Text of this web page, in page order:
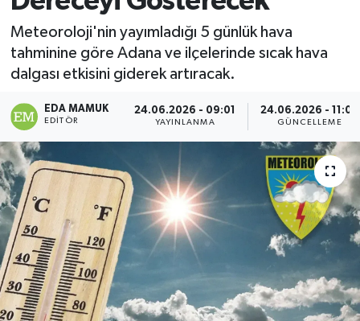
Meteoroloji'nin yayımladığı 5 günlük hava
tahminine göre Adana ve ilçelerinde sıcak hava
dalgası etkisini giderek artıracak.
EDA MAMUK
EDITÖR
24.06.2026 - 09:01
YAYINLANMA
24.06.2026 - 11:05
GÜNCELLEME
Özel
Resmi İlanlar
Sağlık
Siyaset
Spor
Yaşam
Yerel Yönetimler